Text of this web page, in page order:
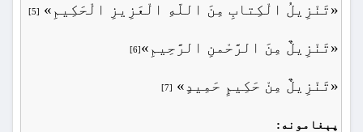
«تَنْزِیلُ الْکِتابِ مِنَ اللّهِ الْعَزِیزِ الْحَکِیمِ» [5]
«تَنْزِیلٌ مِنَ الرَّحْمنِ الرَّحِیمِ»[6]
«تَنْزِیلٌ مِنْ حَکِیمٍ حَمِیدٍ» [7]
پېغامونه: